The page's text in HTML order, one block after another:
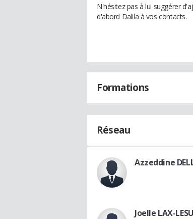
N'hésitez pas à lui suggérer
d'abord Dalila à vos contacts.
Formations
Réseau
Azzeddine
Joelle LAX-